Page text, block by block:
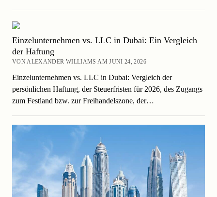
Einzelunternehmen vs. LLC in Dubai: Ein Vergleich
der Haftung
VON ALEXANDER WILLIAMS AM JUNI 24, 2026
Einzelunternehmen vs. LLC in Dubai: Vergleich der
persönlichen Haftung, der Steuerfristen für 2026, des Zugangs
zum Festland bzw. zur Freihandelszone, der…